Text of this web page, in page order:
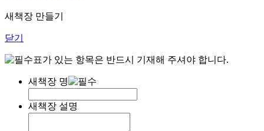
새책장 만들기
닫기
표가 있는 항목은 반드시 기재해 주셔야 합니다.
새책장 명
새책장 설명